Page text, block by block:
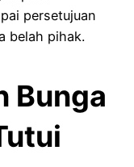
persetujuan
belah pihak.
Bunga